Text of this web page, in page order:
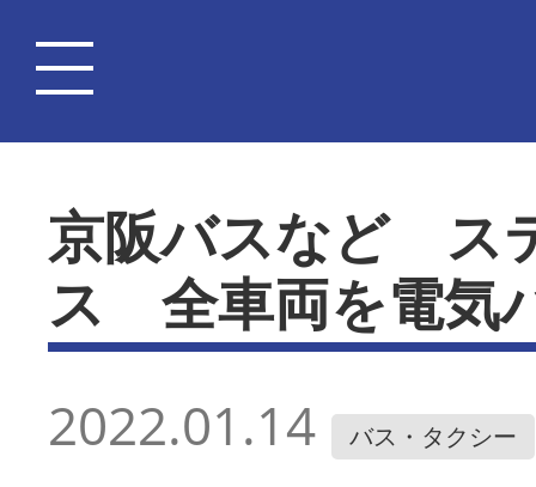
京阪バスなど ス
ス 全車両を電気
2022.01.14 バス・タクシー